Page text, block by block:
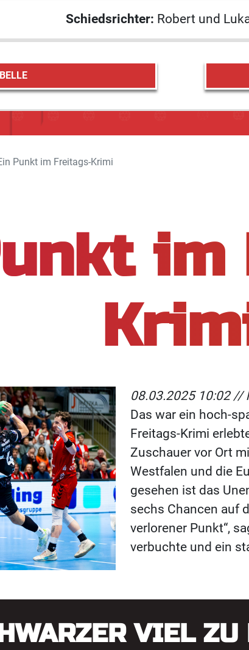
Schiedsrichter: Robert und
Punkt im Freitags-Krimi
08.03.2025 10:02 //
Das war ein hoch-
Freitags-Krimi
Zuschauer vor Ort
Westfalen und die
gesehen ist das
sechs Chancen auf
verlorener Punkt“,
verbuchte und ein
VIEL ZU